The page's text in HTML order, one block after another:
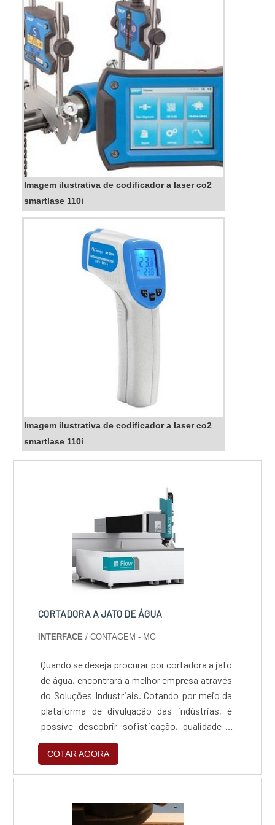
proporcionam uma instalação fácil...
Imagem ilustrativa de codificador a laser co2
smartlase 110i
Imagem ilustrativa de codificador a laser co2
smartlase 110i
CORTADORA A JATO DE ÁGUA
INTERFACE / CONTAGEM - MG
Quando se deseja procurar por cortadora a jato
de água, encontrará a melhor empresa através
do Soluções Industriais. Cotando por meio da
plataforma de divulgação das indústrias, é
possíve descobrir sofisticação, qualidade e
preço justo em um só lugar. ABAIXO MAIS
DETALHES SOBRE CORTADORA A JATO DE
ÁGUA Quem está à procura de cortadora a jato
Interface. Atuando com corte a jato d'água e
guilhotina para chapa metálica, a companhia
COTAR AGORA